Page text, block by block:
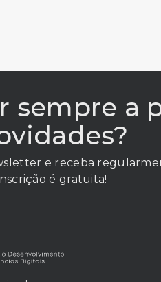
sempre a
e receba
é gratuita!